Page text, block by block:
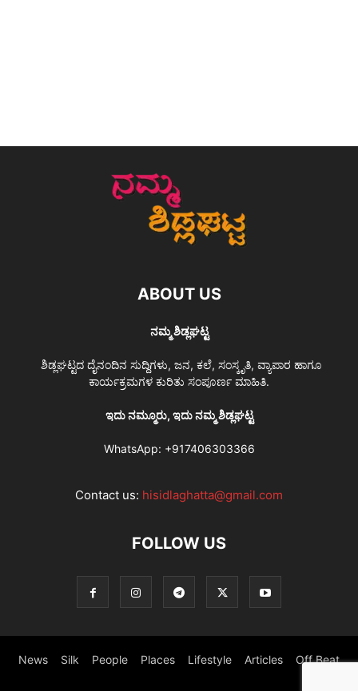
ABOUT US
ನಮ್ಮ ಶಿಡ್ಲಘಟ್ಟ
ಶಿಡ್ಲಘಟ್ಟದ ದೈನಂದಿನ ಸುದ್ದಿಗಳು, ಜನ, ಕಲೆ, ಸಂಸ್ಕೃತಿ, ವ್ಯಾಪಾರ ಹಾಗೂ
ಕಾರ್ಯಕ್ರಮಗಳ ಕುರಿತು ಸಂಪೂರ್ಣ ಮಾಹಿತಿ.
ಇದು ನಮ್ಮೂರು, ಇದು ನಮ್ಮ ಶಿಡ್ಲಘಟ್ಟ
WhatsApp: +917406303366
Contact us: hisidlaghatta@gmail.com
FOLLOW US
News Silk People Places Lifestyle Articles Off Beat